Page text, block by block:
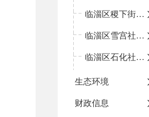
临淄区稷下街道淄江社区卫生服务中心
临淄区雪宫社区卫生服务中心
临淄区石化社区卫生服务中心
生态环境
财政信息